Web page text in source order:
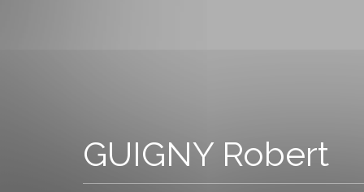
GUIGNY Robert